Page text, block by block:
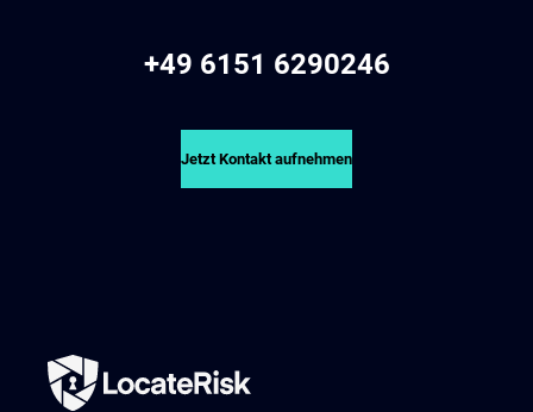
+49 6151 6290246
Jetzt Kontakt aufnehmen